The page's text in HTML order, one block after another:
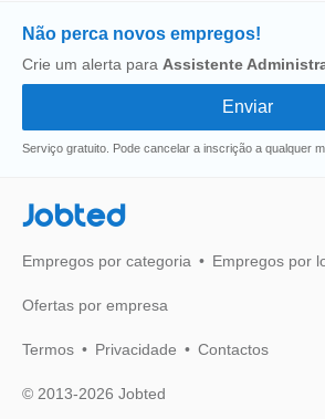
Não perca novos empregos!
Crie um alerta para Assistente
Serviço gratuito. Pode cancelar a inscrição a qualquer
Jobted
Empregos por categoria Empregos por
Ofertas por empresa
Termos Privacidade Contactos
© 2013-2026 Jobted